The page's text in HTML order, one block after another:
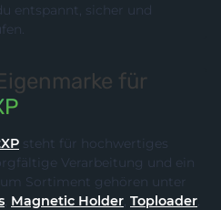
entspannt, sicher und
für
steht für hochwertiges
Verarbeitung und ein
Sortiment gehören unter
, Magnetic Holder, Toploader,